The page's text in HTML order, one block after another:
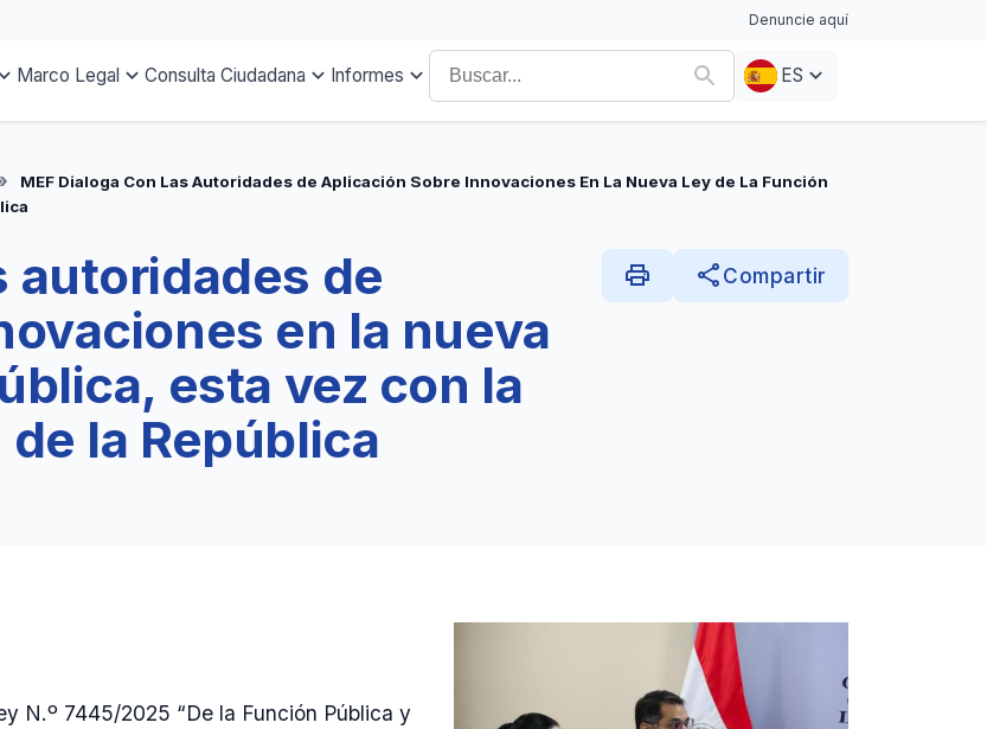
Denuncie aquí
Marco Legal Consulta Ciudadana Informes ES
MEF Dialoga Con Las Autoridades de Aplicación Sobre Innovaciones En La Nueva Ley de La Función
autoridades de
en la nueva
esta vez con la
la República
print shareCompartir
N.º 7445/2025 “De la Función Pública y